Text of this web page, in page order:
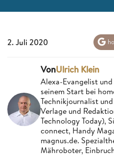
2. Juli 2020
VonUlrich Klein
Alexa-Evangelist
seinem Start bei
Technikjournalist
Verlage und
Technology Today),
connect, Handy
magnus.de.
Mähroboter,